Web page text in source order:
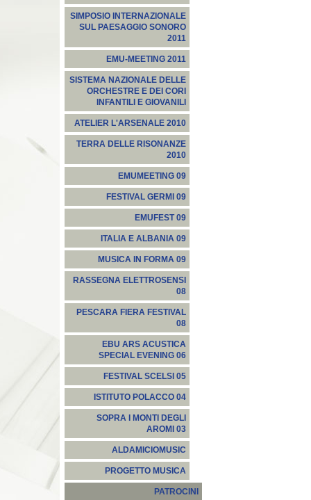
SIMPOSIO INTERNAZIONALE
SUL PAESAGGIO SONORO
2011
EMU-MEETING 2011
SISTEMA NAZIONALE DELLE
ORCHESTRE E DEI CORI
INFANTILI E GIOVANILI
ATELIER L'ARSENALE 2010
TERRA DELLE RISONANZE
2010
EMUMEETING 09
FESTIVAL GERMI 09
EMUFEST 09
ITALIA E ALBANIA 09
MUSICA IN FORMA 09
RASSEGNA ELETTROSENSI
08
PESCARA FIERA FESTIVAL
08
EBU ARS ACUSTICA
SPECIAL EVENING 06
FESTIVAL SCELSI 05
ISTITUTO POLACCO 04
SOPRA I MONTI DEGLI
AROMI 03
ALDAMICIOMUSIC
PROGETTO MUSICA
PATROCINI